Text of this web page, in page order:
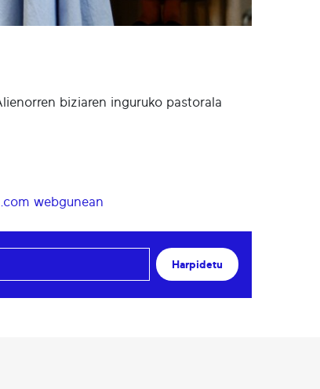
biziaren inguruko pastorala
webgunean
Harpidetu